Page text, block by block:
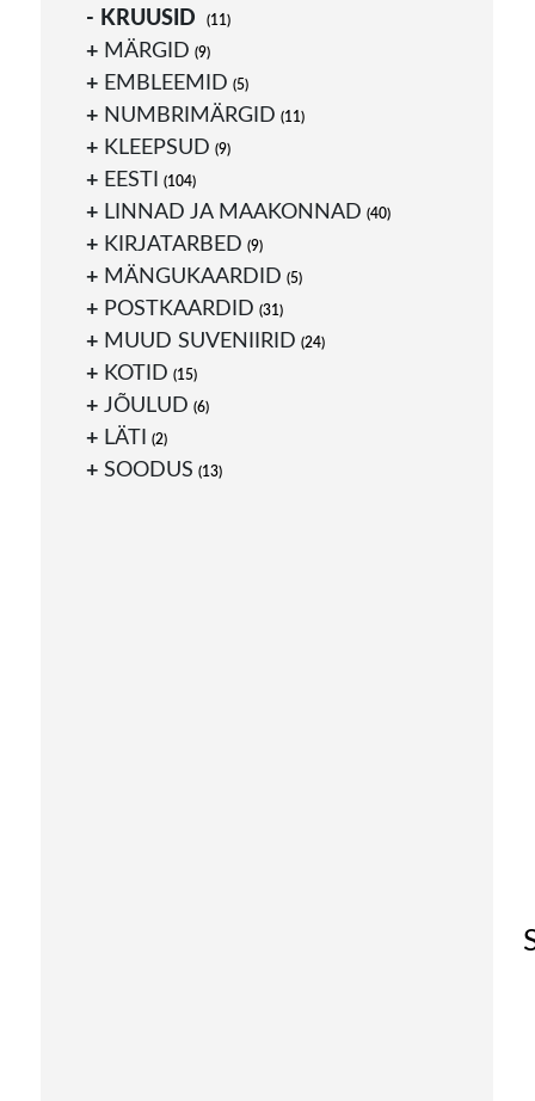
KRUUSID (11)
MÄRGID (9)
EMBLEEMID (5)
NUMBRIMÄRGID (11)
KLEEPSUD (9)
EESTI (104)
LINNAD JA MAAKONNAD (40)
KIRJATARBED (9)
MÄNGUKAARDID (5)
POSTKAARDID (31)
MUUD SUVENIIRID (24)
KOTID (15)
JÕULUD (6)
LÄTI (2)
SOODUS (13)